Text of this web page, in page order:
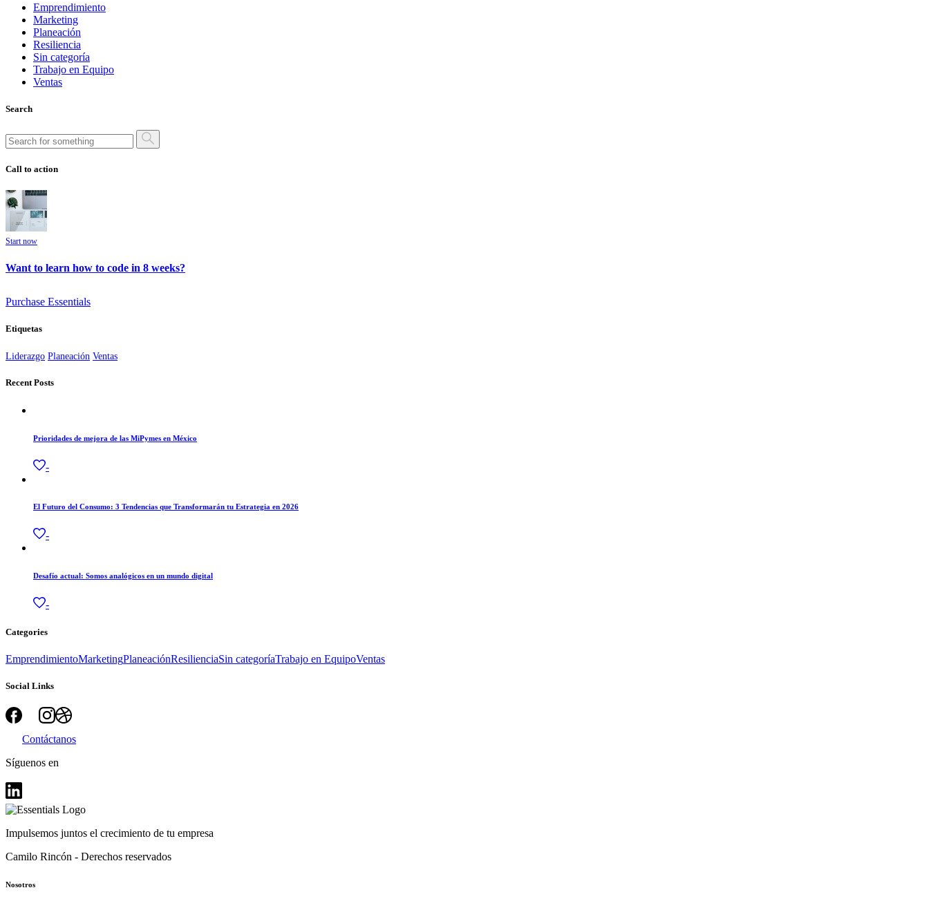
Emprendimiento
Marketing
Planeación
Resiliencia
Sin categoría
Trabajo en Equipo
Ventas
Search
Call to action
Start now
Want to learn how to code in 8 weeks?
Purchase Essentials
Etiquetas
Liderazgo Planeación Ventas
Recent Posts
Prioridades de mejora de las MiPymes en México
-
El Futuro del Consumo: 3 Tendencias que Transformarán tu Estrategia en 2026
-
Desafío actual: Somos analógicos en un mundo digital
-
Categories
EmprendimientoMarketingPlaneaciónResilienciaSin categoríaTrabajo en EquipoVentas
Social Links
Contáctanos
Síguenos en
Impulsemos juntos el crecimiento de tu empresa
Camilo Rincón - Derechos reservados
Nosotros